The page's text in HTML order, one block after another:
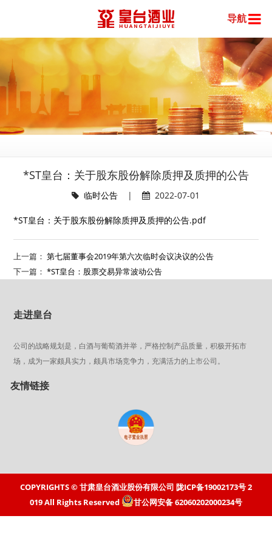
导航
*ST皇台：关于股东股份解除质押及质押的公告
临时公告 | 2022-07-01
*ST皇台：关于股东股份解除质押及质押的公告.pdf
上一篇： 第七届董事会2019年第六次临时会议决议的公告
下一篇： *ST皇台：股票交易异常波动公告
走进皇台
公司的战略规划是，白酒与葡萄酒并举，严格控制产品质量，积极开拓市
场，成为一家颇具实力，颇具市场竞争力，充满活力的上市公司。
友情链接
COPYRIGHTS © 甘肃皇台酒业股份有限公司 陇ICP备19002173号2
019 All Rights Reserved
甘公网安备 62060202000234号